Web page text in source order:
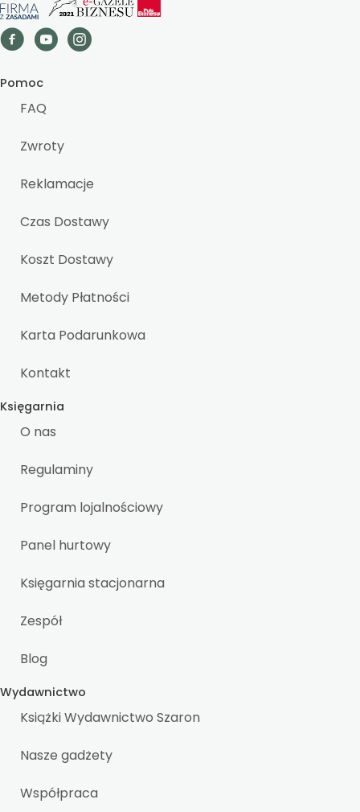
Pomoc
FAQ
Zwroty
Reklamacje
Czas Dostawy
Koszt Dostawy
Metody Płatności
Karta Podarunkowa
Kontakt
Księgarnia
O nas
Regulaminy
Program lojalnościowy
Panel hurtowy
Księgarnia stacjonarna
Zespół
Blog
Wydawnictwo
Książki Wydawnictwo Szaron
Nasze gadżety
Współpraca